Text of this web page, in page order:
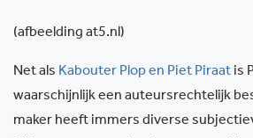
(afbeelding at5.nl)
Net als Kabouter Plop en Piet Piraat is
waarschijnlijk een auteursrechtelijk
maker heeft immers diverse